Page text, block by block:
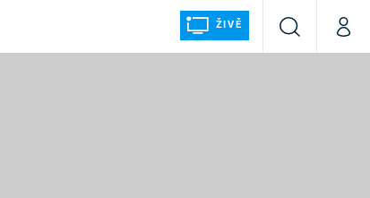
ŽIVĚ
VyhledáváníMůj